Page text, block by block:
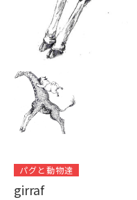
パグと動物達
girraf